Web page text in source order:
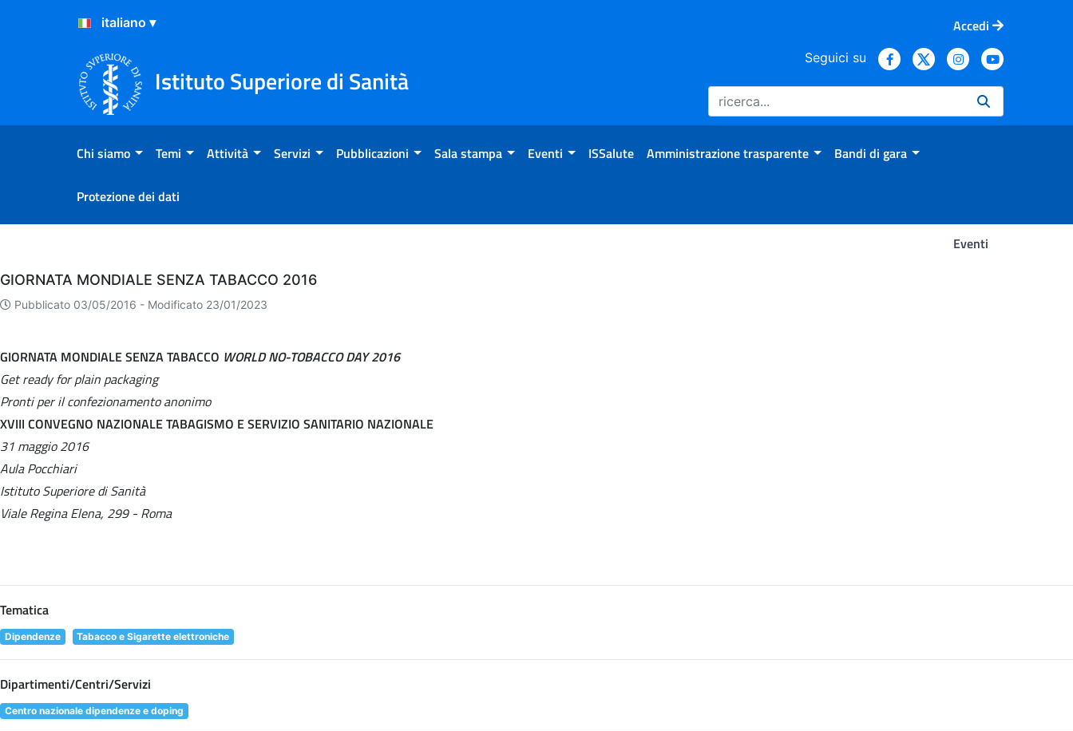
Salta al Contenuto
Salta al Footer
Accedi
Istituto Superiore di Sanità
Seguici su
Chi siamo Temi Attività Servizi Pubblicazioni Sala stampa Eventi ISSalute Amministrazione trasparente Bandi di gara
Protezione dei dati
Eventi
Eventi
GIORNATA MONDIALE SENZA TABACCO 2016
Pubblicato 03/05/2016 - Modificato 23/01/2023
GIORNATA MONDIALE SENZA TABACCO WORLD NO-TOBACCO DAY 2016
Get ready for plain packaging
Pronti per il confezionamento anonimo
XVIII CONVEGNO NAZIONALE TABAGISMO E SERVIZIO SANITARIO NAZIONALE
31 maggio 2016
Aula Pocchiari
Istituto Superiore di Sanità
Viale Regina Elena, 299 - Roma
Tematica
Dipendenze Tabacco e Sigarette elettroniche
Dipartimenti/Centri/Servizi
Centro nazionale dipendenze e doping